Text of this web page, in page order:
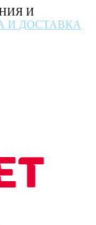
И
И ДОСТАВКА